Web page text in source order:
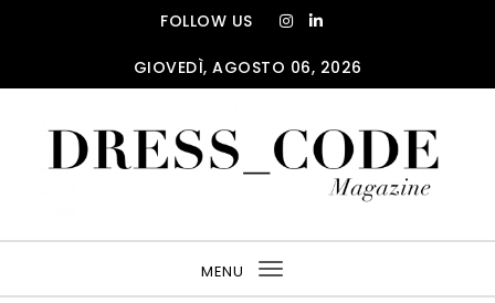
FOLLOW US
GIOVEDÌ, AGOSTO 06, 2026
MENU
Toggle